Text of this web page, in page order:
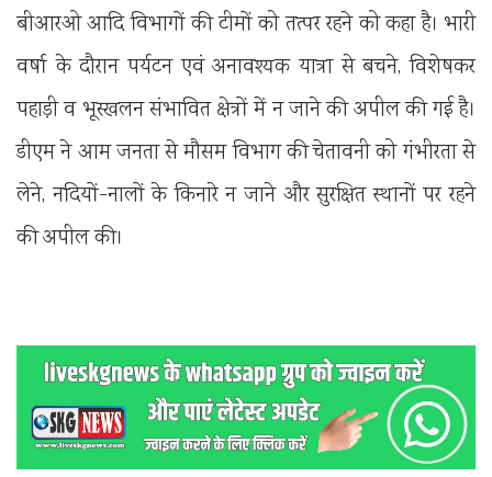
बीआरओ आदि विभागों की टीमों को तत्पर रहने को कहा है। भारी
वर्षा के दौरान पर्यटन एवं अनावश्यक यात्रा से बचने, विशेषकर
पहाड़ी व भूस्खलन संभावित क्षेत्रों में न जाने की अपील की गई है।
डीएम ने आम जनता से मौसम विभाग की चेतावनी को गंभीरता से
लेने, नदियों-नालों के किनारे न जाने और सुरक्षित स्थानों पर रहने
की अपील की।